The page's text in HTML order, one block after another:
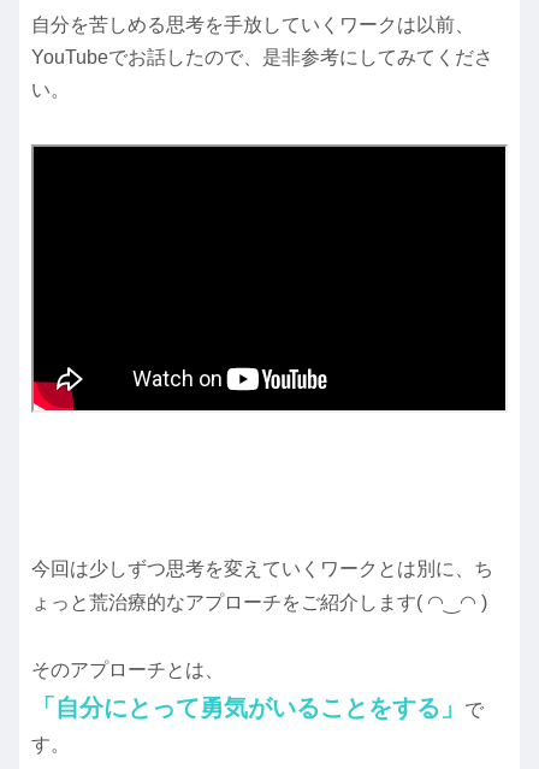
自分を苦しめる思考を手放していくワークは以前、
YouTubeでお話したので、是非参考にしてみてくださ
い。
今回は少しずつ思考を変えていくワークとは別に、ち
ょっと荒治療的なアプローチをご紹介します( ◠‿◠ )
そのアプローチとは、
「自分にとって勇気がいることをする」
で
す。